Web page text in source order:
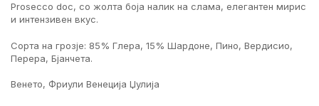
Prosecco doc, со жолта боја налик на слама, елегантен мирис
и интензивен вкус.
Сорта на грозје: 85% Глера, 15% Шардоне, Пино, Вердисио,
Перера, Бјанчета.
Венето, Фриули Венеција Џулија